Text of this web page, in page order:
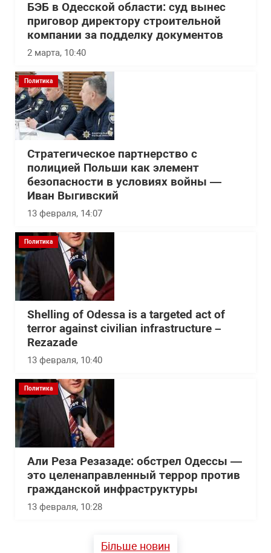
БЭБ в Одесской области: суд вынес
приговор директору строительной
компании за подделку документов
2 марта, 10:40
Политика
Стратегическое партнерство с
полицией Польши как элемент
безопасности в условиях войны —
Иван Выгивский
13 февраля, 14:07
Политика
Shelling of Odessa is a targeted act of
terror against civilian infrastructure –
Rezazade
13 февраля, 10:40
Политика
Али Реза Резазаде: обстрел Одессы —
это целенаправленный террор против
гражданской инфраструктуры
13 февраля, 10:28
Більше новин